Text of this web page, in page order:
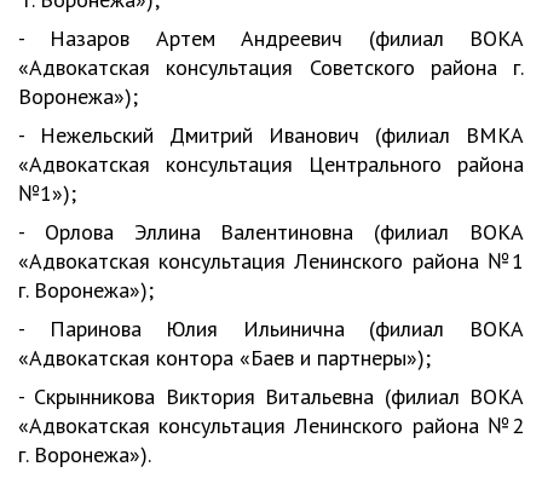
- Назаров Артем Андреевич (филиал ВОКА
«Адвокатская консультация Советского района г.
Воронежа»);
- Нежельский Дмитрий Иванович (филиал ВМКА
«Адвокатская консультация Центрального района
№1»);
- Орлова Эллина Валентиновна (филиал ВОКА
«Адвокатская консультация Ленинского района №1
г. Воронежа»);
- Паринова Юлия Ильинична (филиал ВОКА
«Адвокатская контора «Баев и партнеры»);
- Скрынникова Виктория Витальевна (филиал ВОКА
«Адвокатская консультация Ленинского района №2
г. Воронежа»).